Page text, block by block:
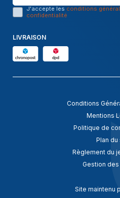
J'accepte les conditions
confidentialité
LIVRAISON
Conditions
Mentions
Politique de
Plan du
Règlement du
Gestion
Site maintenu